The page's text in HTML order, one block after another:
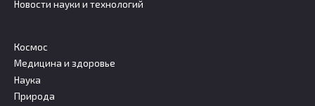
Новости науки и технологий
Космос
Медицина и здоровье
Наука
Природа